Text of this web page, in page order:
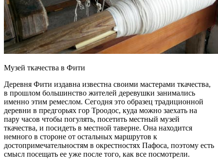
Музей ткачества в Фити
Деревня Фити издавна известна своими мастерами ткачества,
в прошлом большинство жителей деревушки занимались
именно этим ремеслом. Сегодня это образец традиционной
деревни в предгорьях гор Троодос, куда можно заехать на
пару часов чтобы погулять, посетить местный музей
ткачества, и посидеть в местной таверне. Она находится
немного в стороне от остальных маршрутов к
достопримечательностям в окрестностях Пафоса, поэтому есть
смысл посещать ее уже после того, как все посмотрели.